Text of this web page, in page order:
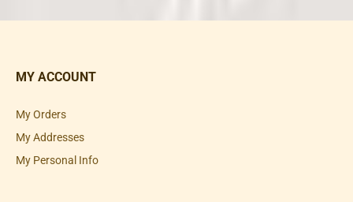
MY ACCOUNT
My Orders
My Addresses
My Personal Info